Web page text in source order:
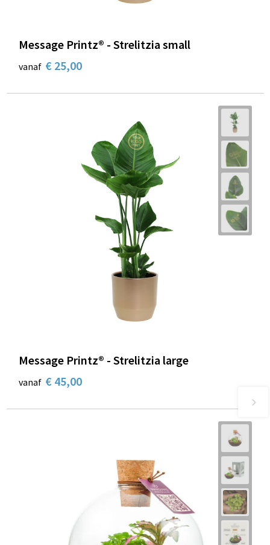
Message Printz® - Strelitzia small
vanaf € 25,00
Message Printz® - Strelitzia large
vanaf € 45,00